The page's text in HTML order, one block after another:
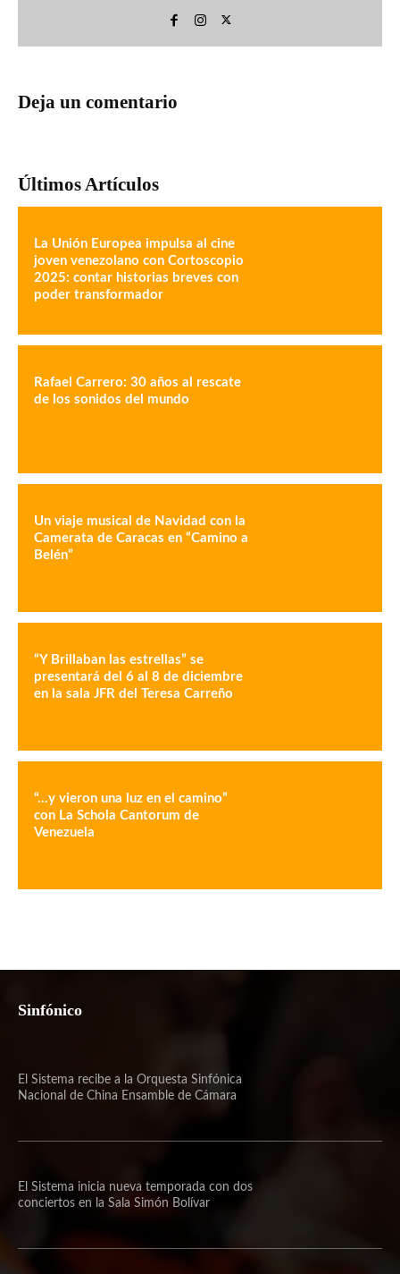
Deja un comentario
Últimos Artículos
La Unión Europea impulsa al cine
joven venezolano con Cortoscopio
2025: contar historias breves con
poder transformador
Rafael Carrero: 30 años al rescate
de los sonidos del mundo
Un viaje musical de Navidad con la
Camerata de Caracas en “Camino a
Belén”
“Y Brillaban las estrellas” se
presentará del 6 al 8 de diciembre
en la sala JFR del Teresa Carreño
“…y vieron una luz en el camino”
con La Schola Cantorum de
Venezuela
Sinfónico
El Sistema recibe a la Orquesta Sinfónica
Nacional de China Ensamble de Cámara
El Sistema inicia nueva temporada con dos
conciertos en la Sala Simón Bolívar